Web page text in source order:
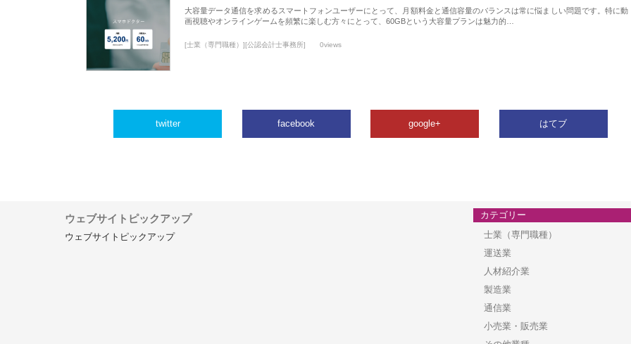
大容量データ通信を求めるスマートフォンユーザーにとって、月額料金と通信容量のバランスは常に悩ましい問題です。特に動
画視聴やオンラインゲームを頻繁に楽しむ方々にとって、60GBという大容量プランは魅力的…
[士業（専門職種）][公認会計士事務所] 0views
twitter facebook google+ はてブ
ウェブサイトピックアップ
ウェブサイトピックアップ
カテゴリー
士業（専門職種）
運送業
人材紹介業
製造業
通信業
小売業・販売業